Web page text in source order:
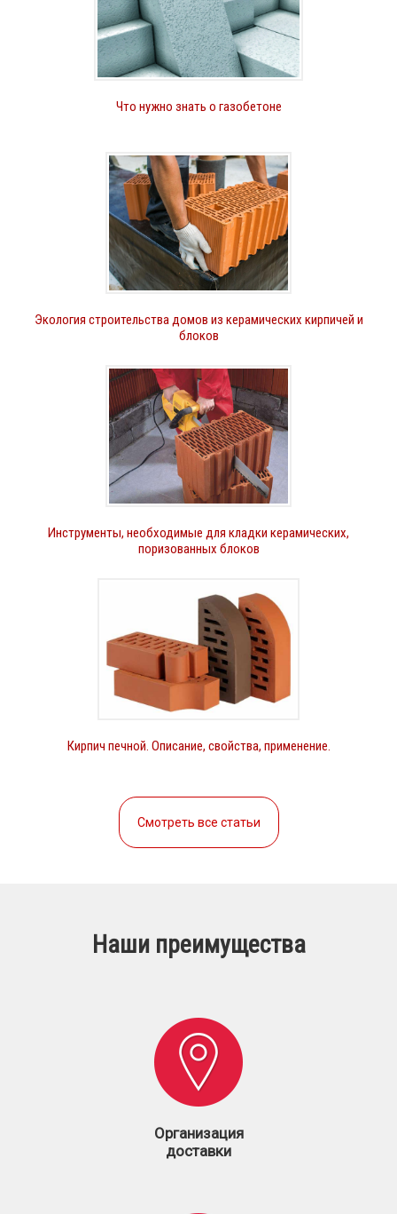
Что нужно знать о газобетоне
Экология строительства домов из керамических кирпичей и
блоков
Инструменты, необходимые для кладки керамических,
поризованных блоков
Кирпич печной. Описание, свойства, применение.
Смотреть все статьи
Наши преимущества
Организация
доставки